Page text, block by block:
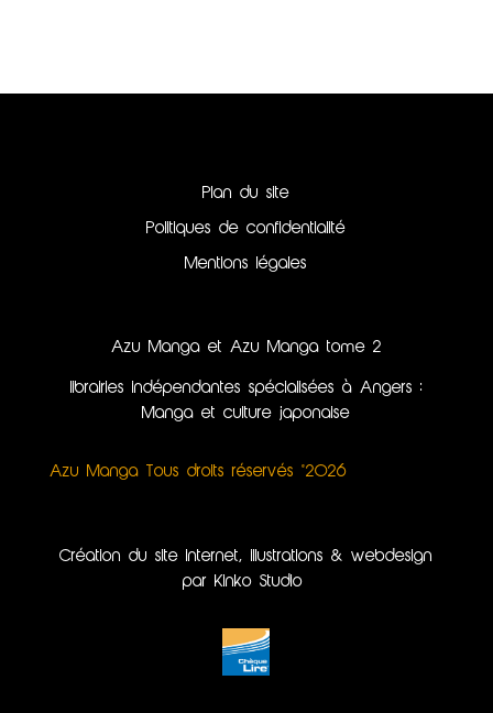
Plan du site
Politiques de confidentialité
Mentions légales
Azu Manga et Azu Manga tome 2
librairies indépendantes spécialisées à Angers :
Manga et culture japonaise
Azu Manga Tous droits réservés ©2026
Création du site internet, illustrations & webdesign
par Kinko Studio